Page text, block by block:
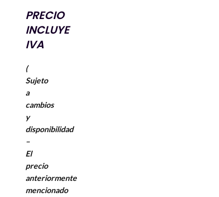
PRECIO
INCLUYE
IVA
(
Sujeto
a
cambios
y
disponibilidad
–
El
precio
anteriormente
mencionado